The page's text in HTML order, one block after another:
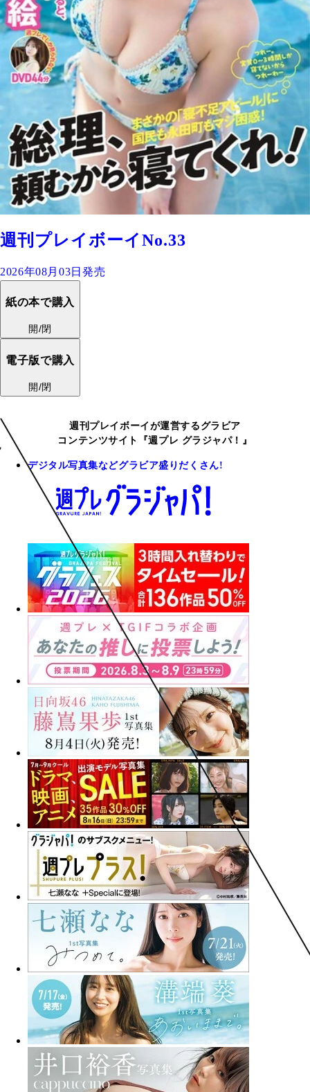
週刊プレイボーイNo.33
2026年08月03日発売
紙の本で購入
開/閉
電子版で購入
開/閉
週刊プレイボーイが運営するグラビア
コンテンツサイト『週プレ グラジャパ！』
デジタル写真集などグラビア盛りだくさん!